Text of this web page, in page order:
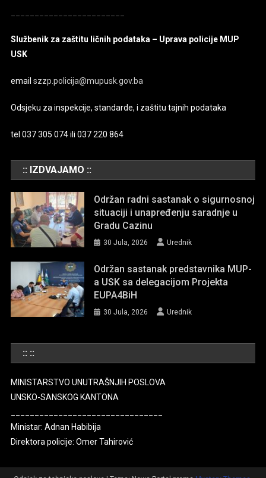
Službenik za zaštitu ličnih podataka – Uprava policije MUP
USK
emailszzp.policija@mupusk.gov.ba
Odsjeku za inspekcije, standarde, i zaštitu tajnih podataka
tel 037 305 074 ili 037 220 864
:: IZDVAJAMO ::
Održan radni sastanak o sigurnosnoj
situaciji i unapređenju saradnje u
Gradu Cazinu
30 Jula, 2026 Urednik
Održan sastanak predstavnika MUP-
a USK sa delegacijom Projekta
EUPA4BiH
30 Jula, 2026 Urednik
:: ::
MINISTARSTVO UNUTRAŠNJIH POSLOVA
UNSKO-SANSKOG KANTONA
Ministar: Adnan Habibija
Direktora policije: Omer Tahirović